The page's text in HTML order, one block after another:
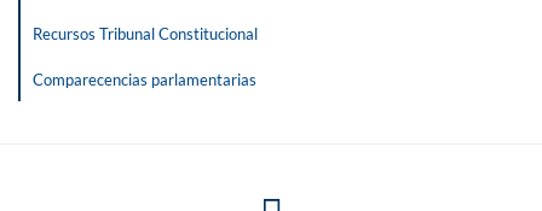
Recursos Tribunal Constitucional
Comparecencias parlamentarias